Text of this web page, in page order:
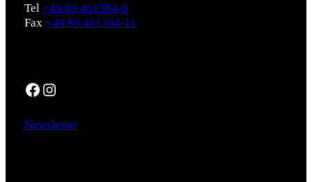
Tel +49.89.461364-0
Fax +49.89.461364-11
Facebook Instagram
Newsletter